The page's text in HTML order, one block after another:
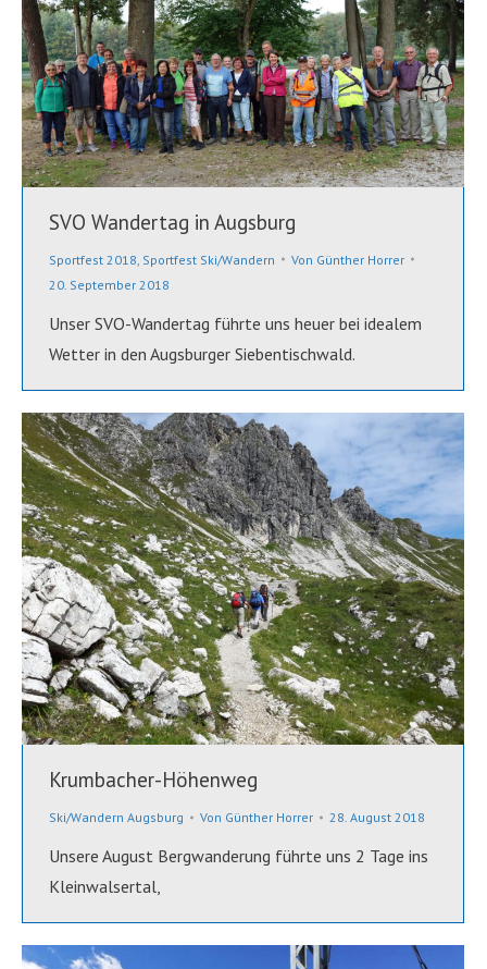
SVO Wandertag in Augsburg
Sportfest 2018 Sportfest Ski/Wandern Von Günther Horrer
20. September 2018
Unser SVO-Wandertag führte uns heuer bei idealem
Wetter in den Augsburger Siebentischwald.
Krumbacher-Höhenweg
Ski/Wandern Augsburg Von Günther Horrer 28. August 2018
Unsere August Bergwanderung führte uns 2 Tage ins
Kleinwalsertal,